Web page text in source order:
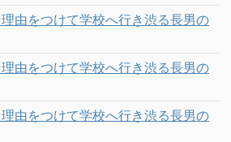
由をつけて学校へ行き渋る長男の
由をつけて学校へ行き渋る長男の
由をつけて学校へ行き渋る長男の